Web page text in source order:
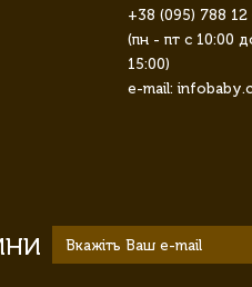
+38 (095) 788 12
(пн - пт с 10:00
15:00)
e-mail: